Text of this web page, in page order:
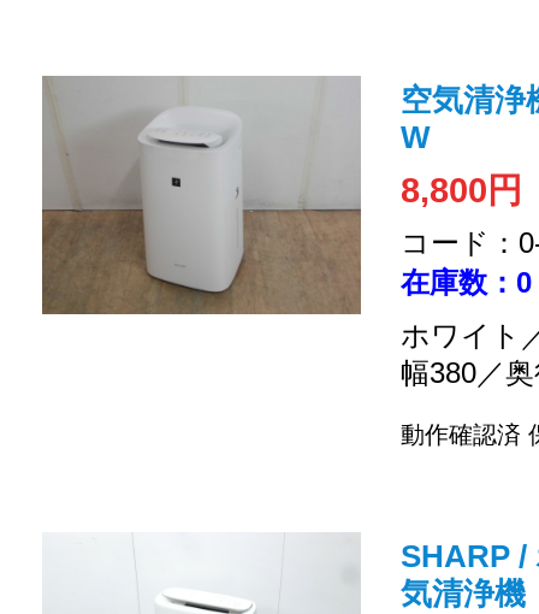
空気清浄
W
8,800円
コード：
在庫数：0
ホワイト
幅380／
動作確認済
SHARP /
気清浄機